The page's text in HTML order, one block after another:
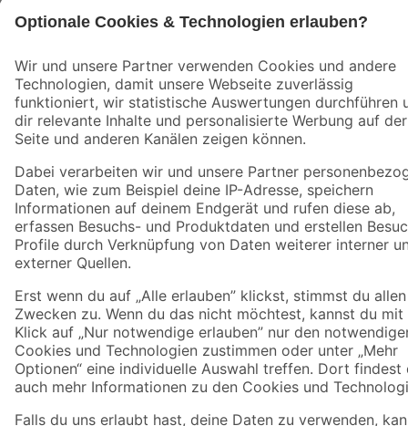
Jetzt die toom-App herunterladen
Alle Preisangaben in EUR inkl. gesetzl. MwSt.. Die dargestellten Angebote sind unter
Umständen nicht in allen Märkten verfügbar. Die angegebenen Verfügbarkeiten beziehen
sich auf den unter "Mein Markt" ausgewählten toom Baumarkt. Alle Angebote und
Produkte nur solange der Vorrat reicht.
*Paketversand ab 59 € versandkostenfrei, gilt nicht für Artikel mit Speditionsversand, hier
Datenschutz Privatsphäre Impressum
AGB
Nutzungsbedingungen
Widerrufsrecht
Vertrag widerrufen
Barrierefreiheit
© 2026 toom Baumarkt GmbH